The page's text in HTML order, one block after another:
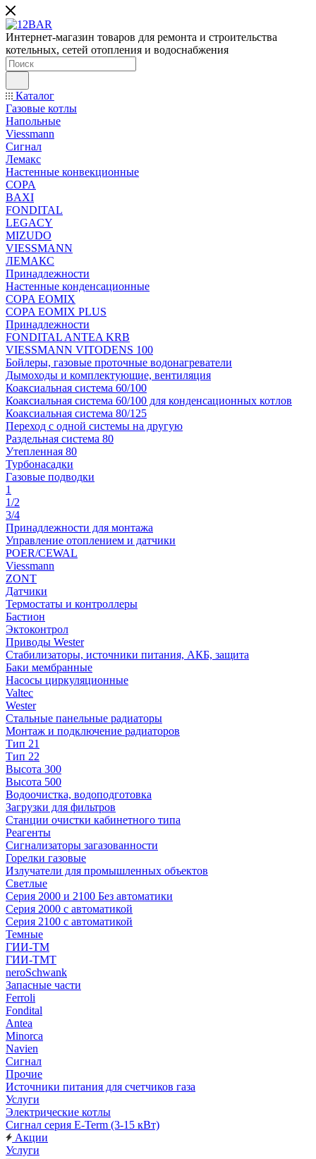
Интернет-магазин товаров для ремонта и строительства
котельных, сетей отопления и водоснабжения
Каталог
Газовые котлы
Напольные
Viessmann
Сигнал
Лемакс
Настенные конвекционные
COPA
BAXI
FONDITAL
LEGACY
MIZUDO
VIESSMANN
ЛЕМАКС
Принадлежности
Настенные конденсационные
COPA EOMIX
COPA EOMIX PLUS
Принадлежности
FONDITAL ANTEA KRB
VIESSMANN VITODENS 100
Бойлеры, газовые проточные водонагреватели
Дымоходы и комплектующие, вентиляция
Коаксиальная система 60/100
Коаксиальная система 60/100 для конденсационных котлов
Коаксиальная система 80/125
Переход с одной системы на другую
Раздельная система 80
Утепленная 80
Турбонасадки
Газовые подводки
1
1/2
3/4
Принадлежности для монтажа
Управление отоплением и датчики
POER/CEWAL
Viessmann
ZONT
Датчики
Термостаты и контроллеры
Бастион
Эктоконтрол
Приводы Wester
Стабилизаторы, источники питания, АКБ, защита
Баки мембранные
Насосы циркуляционные
Valtec
Wester
Стальные панельные радиаторы
Монтаж и подключение радиаторов
Тип 21
Тип 22
Высота 300
Высота 500
Водоочистка, водоподготовка
Загрузки для фильтров
Станции очистки кабинетного типа
Реагенты
Сигнализаторы загазованности
Горелки газовые
Излучатели для промышленных объектов
Светлые
Серия 2000 и 2100 Без автоматики
Серия 2000 с автоматикой
Серия 2100 с автоматикой
Темные
ГИИ-ТМ
ГИИ-ТМТ
neroSchwank
Запасные части
Ferroli
Fondital
Antea
Minorca
Navien
Сигнал
Прочие
Источники питания для счетчиков газа
Услуги
Электрические котлы
Сигнал серия E-Term (3-15 кВт)
Акции
Услуги